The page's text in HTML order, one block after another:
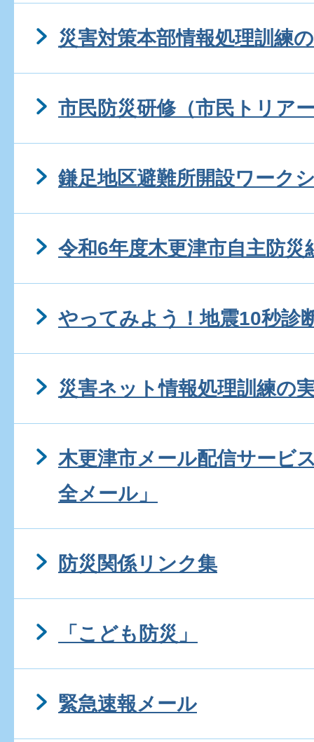
災害対策本部情報処理訓練
市民防災研修（市民トリア
鎌足地区避難所開設ワーク
令和6年度木更津市自主防災
やってみよう！地震10秒診
災害ネット情報処理訓練の
木更津市メール配信サービ
全メール」
防災関係リンク集
「こども防災」
緊急速報メール